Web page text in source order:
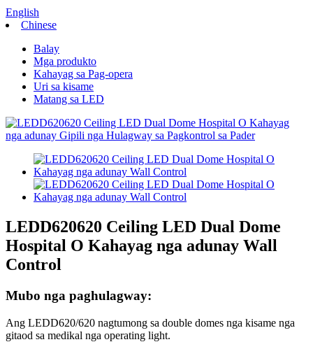
English
Chinese
Balay
Mga produkto
Kahayag sa Pag-opera
Uri sa kisame
Matang sa LED
LEDD620620 Ceiling LED Dual Dome
Hospital O Kahayag nga adunay Wall
Control
Mubo nga paghulagway:
Ang LEDD620/620 nagtumong sa double domes nga kisame nga
gitaod sa medikal nga operating light.